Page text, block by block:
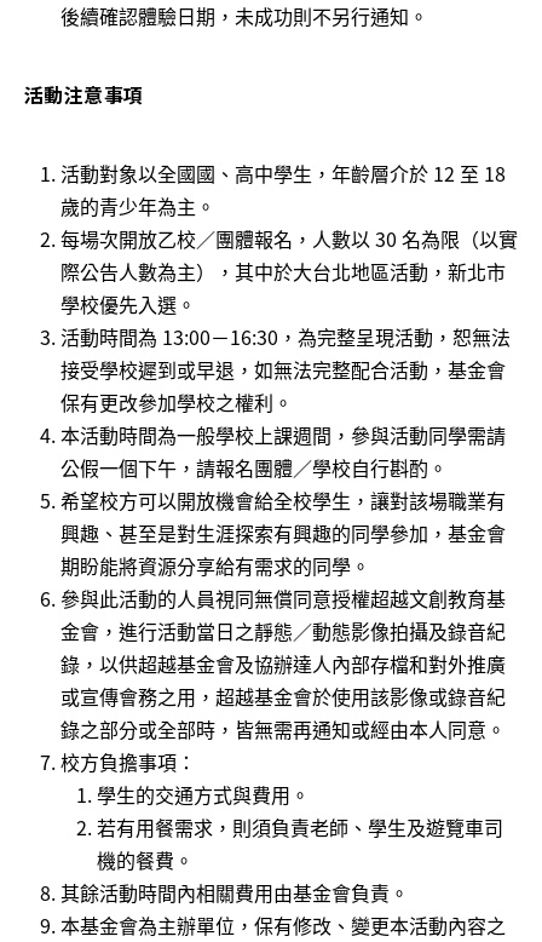
後續確認體驗日期，未成功則不另行通知。
活動注意事項
活動對象以全國國、高中學生，年齡層介於 12 至 18
歲的青少年為主。
每場次開放乙校／團體報名，人數以 30 名為限（以實
際公告人數為主），其中於大台北地區活動， 新北市
學校優先入選。
活動時間為 13:00－16:30，為完整呈現活動，恕無法
接受學校遲到或早退，如無法完整配合活動，基金會
保有更改參加學校之權利。
本活動時間為一般學校上課週間，參與活動同學需請
公假一個下午，請報名團體／學校自行斟酌。
希望校方可以開放機會給全校學生，讓對該場職業有
興趣、甚至是對生涯探索有興趣的同學參加，基金會
期盼能將資源分享給有需求的同學。
參與此活動的人員視同無償同意授權超越文創教育基
金會，進行活動當日之靜態／動態影像拍攝及錄音紀
錄，以供超越基金會及協辦達人內部存檔和對外推廣
或宣傳會務之用，超越基金會於使用該影像或錄音紀
錄之部分或全部時，皆無需再通知或經由本人同意。
校方負擔事項：
學生的交通方式與費用。
若有用餐需求，則須負責老師、學生及遊覽車司
機的餐費。
其餘活動時間內相關費用由基金會負責。
本基金會為主辦單位，保有修改、變更本活動內容之